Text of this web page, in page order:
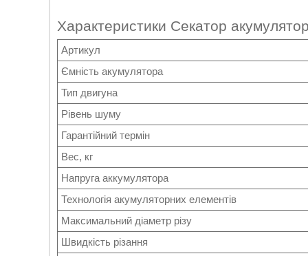
Характеристики Секатор
Артикул
Ємність акумулятора
Тип двигуна
Рівень шуму
Гарантійний термін
Вес, кг
Напруга аккумулятора
Технологія акумуляторних елементів
Максимальний діаметр різу
Швидкість різання